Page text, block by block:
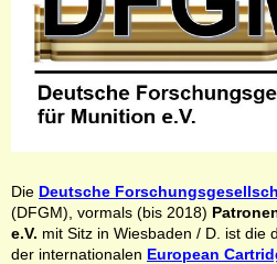
Die Deutsche
(DFGM), vormals (bis 2018)
e.V. mit Sitz in Wiesbaden / D. ist die
der internationalen European